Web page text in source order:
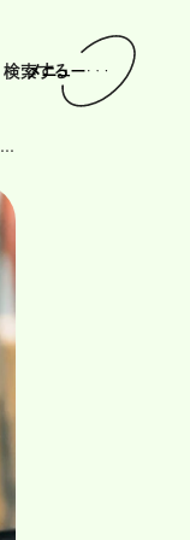
検索する
メニュー
自動車整備が自宅で可能に! 「訪問特定整備」制度が2025年6月30日スタート! 法定整備の一部も対象